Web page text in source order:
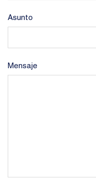
Asunto
Mensaje